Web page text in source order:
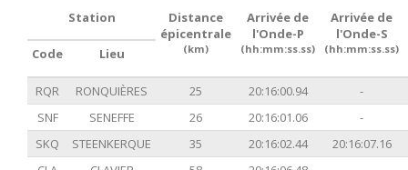
Station
Distance
épicentrale
(km)
Arrivée de
l'Onde-P
(hh:mm:ss.ss)
Arrivée de
l'Onde-S
(hh:mm:ss.ss)
Code Lieu
RQR RONQUIÈRES 25 20:16:00.94
-
SNF
SENEFFE 26 20:16:01.06
-
SKQ
STEENKERQUE 35 20:16:02.44
20:16:07.16